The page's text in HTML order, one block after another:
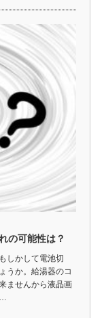
の可能性は？
しかして電池切
うか。給湯器のコ
ませんから液晶画
…